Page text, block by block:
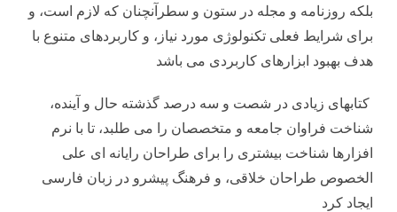
بلکه روزنامه و مجله در ستون و سطرآنچنان که لازم است، و
برای شرایط فعلی تکنولوژی مورد نیاز، و کاربردهای متنوع با
هدف بهبود ابزارهای کاربردی می باشد
کتابهای زیادی در شصت و سه درصد گذشته حال و آینده،
شناخت فراوان جامعه و متخصصان را می طلبد، تا با نرم
افزارها شناخت بیشتری را برای طراحان رایانه ای علی
الخصوص طراحان خلاقی، و فرهنگ پیشرو در زبان فارسی
ایجاد کرد